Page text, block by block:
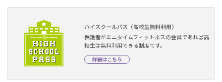
ハイスクールパス（高校生無料利用）
保護者がエニタイムフィットネスの会員であれば高
校生は無料利用できる制度です。
詳細はこちら